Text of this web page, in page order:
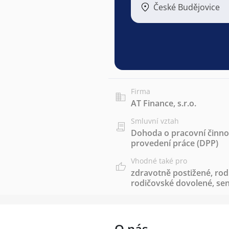
České Budějovice
Firma
AT Finance, s.r.o.
Smluvní vztah
Dohoda o pracovní
provedení práce (DPP)
Vhodné také pro
zdravotně postižené,
rodičovské dovolené,